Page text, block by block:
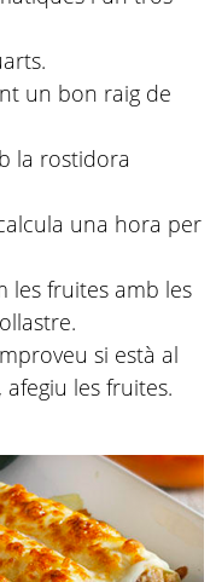
un bon raig de
la rostidora
una hora per
les fruites amb les
si està al
les fruites.